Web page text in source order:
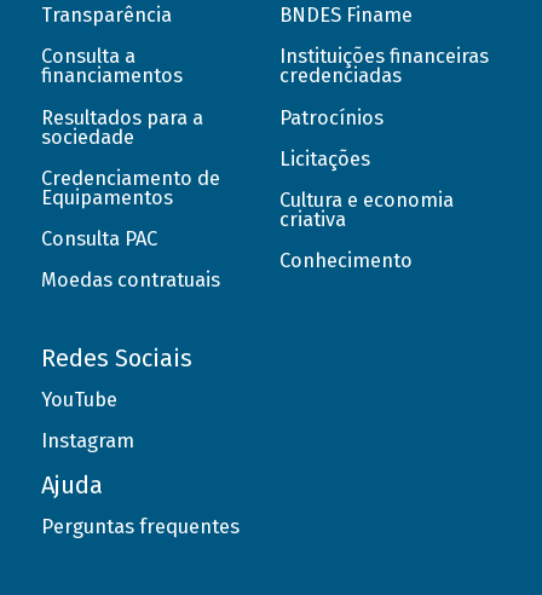
Transparência
Consulta a
financiamentos
Resultados para a
sociedade
Credenciamento de
Equipamentos
Consulta PAC
Moedas contratuais
BNDES Finame
Instituições financeiras
credenciadas
Patrocínios
Licitações
Cultura e economia
criativa
Conhecimento
Redes Sociais
YouTube
Instagram
Ajuda
Perguntas frequentes